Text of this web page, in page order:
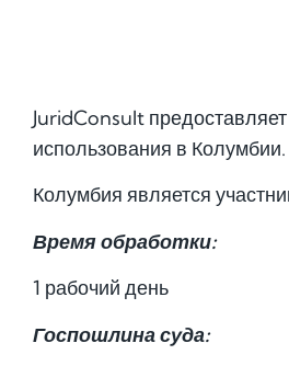
JuridConsult
использования в Колумбии.
Колумбия является
Время обработки:
1 рабочий день
Госпошлина суда: